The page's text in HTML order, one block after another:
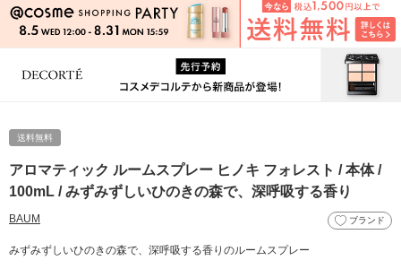
送料無料
アロマティック ルームスプレー ヒノキ フォレスト / 本体 /
100mL / みずみずしいひのきの森で、深呼吸する香り
BAUM ブランド
みずみずしいひのきの森で、深呼吸する香りのルームスプレー